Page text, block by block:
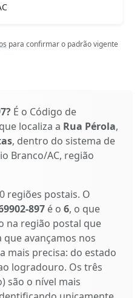
para confirmar o padrão vigente
É o Código de
localiza a Rua Pérola,
, dentro do sistema de
Branco/AC, região
regiões postais. O
897 é o 6, o que
na região postal que
que avançamos nos
mais precisa: do estado
logradouro. Os três
são o nível mais